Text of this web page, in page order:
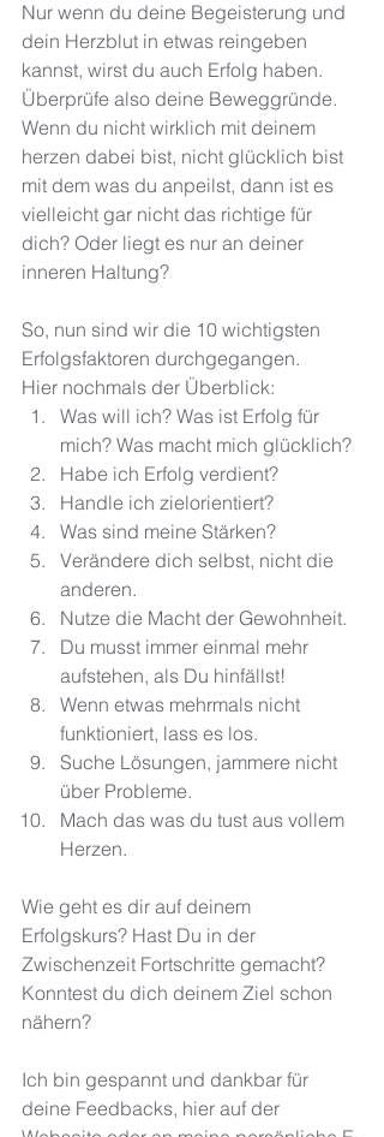
Nur wenn du deine Begeisterung und
dein Herzblut in etwas reingeben
kannst, wirst du auch Erfolg haben.
Überprüfe also deine Beweggründe.
Wenn du nicht wirklich mit deinem
herzen dabei bist, nicht glücklich bist
mit dem was du anpeilst, dann ist es
vielleicht gar nicht das richtige für
dich? Oder liegt es nur an deiner
inneren Haltung?
So, nun sind wir die 10 wichtigsten
Erfolgsfaktoren durchgegangen.
Hier nochmals der Überblick:
Was will ich? Was ist Erfolg für
mich? Was macht mich glücklich?
Habe ich Erfolg verdient?
Handle ich zielorientiert?
Was sind meine Stärken?
Verändere dich selbst, nicht die
anderen.
Nutze die Macht der Gewohnheit.
Du musst immer einmal mehr
aufstehen, als Du hinfällst!
Wenn etwas mehrmals nicht
funktioniert, lass es los.
Suche Lösungen, jammere nicht
über Probleme.
Mach das was du tust aus vollem
Herzen.
Wie geht es dir auf deinem
Erfolgskurs? Hast Du in der
Zwischenzeit Fortschritte gemacht?
Konntest du dich deinem Ziel schon
nähern?
Ich bin gespannt und dankbar für
deine Feedbacks, hier auf der